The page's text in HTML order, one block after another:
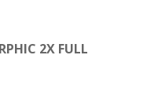
2X FULL
: